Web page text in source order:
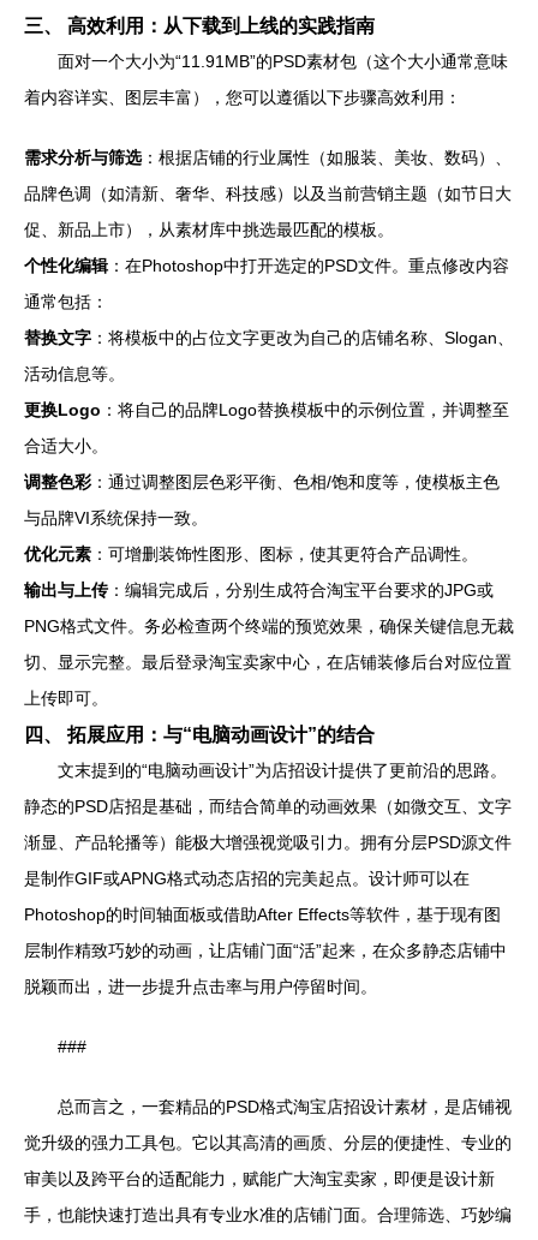
三、 高效利用：从下载到上线的实践指南
面对一个大小为“11.91MB”的PSD素材包（这个大小通常意味
着内容详实、图层丰富），您可以遵循以下步骤高效利用：
需求分析与筛选：根据店铺的行业属性（如服装、美妆、数码）、
品牌色调（如清新、奢华、科技感）以及当前营销主题（如节日大
促、新品上市），从素材库中挑选最匹配的模板。
个性化编辑 ：在Photoshop中打开选定的PSD文件。重点修改内容
通常包括：
替换文字 ：将模板中的占位文字更改为自己的店铺名称、Slogan、
活动信息等。
更换Logo ：将自己的品牌Logo替换模板中的示例位置，并调整至
合适大小。
调整色彩 ：通过调整图层色彩平衡、色相/饱和度等，使模板主色
与品牌VI系统保持一致。
优化元素 ：可增删装饰性图形、图标，使其更符合产品调性。
输出与上传 ：编辑完成后，分别生成符合淘宝平台要求的JPG或
PNG格式文件。务必检查两个终端的预览效果，确保关键信息无裁
切、显示完整。最后登录淘宝卖家中心，在店铺装修后台对应位置
上传即可。
四、 拓展应用：与“电脑动画设计”的结合
文末提到的“电脑动画设计”为店招设计提供了更前沿的思路。
静态的PSD店招是基础，而结合简单的动画效果（如微交互、文字
渐显、产品轮播等）能极大增强视觉吸引力。拥有分层PSD源文件
是制作GIF或APNG格式动态店招的完美起点。设计师可以在
Photoshop的时间轴面板或借助After Effects等软件，基于现有图
层制作精致巧妙的动画，让店铺门面“活”起来，在众多静态店铺中
脱颖而出，进一步提升点击率与用户停留时间。
###
总而言之，一套精品的PSD格式淘宝店招设计素材，是店铺视
觉升级的强力工具包。它以其高清的画质、分层的便捷性、专业的
审美以及跨平台的适配能力，赋能广大淘宝卖家，即便是设计新
手，也能快速打造出具有专业水准的店铺门面。合理筛选、巧妙编